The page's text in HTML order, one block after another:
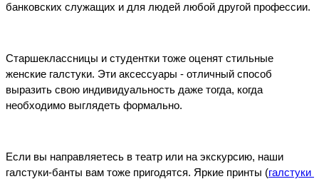
банковских служащих и для людей любой другой профессии.
Старшеклассницы и студентки тоже оценят стильные
женские галстуки. Эти аксессуары - отличный способ
выразить свою индивидуальность даже тогда, когда
необходимо выглядеть формально.
Если вы направляетесь в театр или на экскурсию, наши
галстуки-банты вам тоже пригодятся. Яркие принты (галстуки